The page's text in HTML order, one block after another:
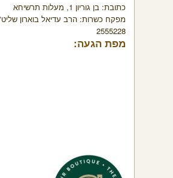
כתובת: בן גוריון 1, מעלות תרשיחא
מפקח כשרות:
2555228
מפת הגעה: